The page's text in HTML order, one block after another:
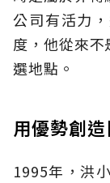
公司有活力
度，他從來
選地點。
用優勢創
1995年，洪